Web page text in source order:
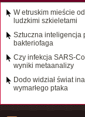
W etruskim mieście
ludzkimi szkieletami
Sztuczna inteligencja
bakteriofaga
Czy infekcja SARS-
wyniki metaanalizy
Dodo widział świat
wymarłego ptaka